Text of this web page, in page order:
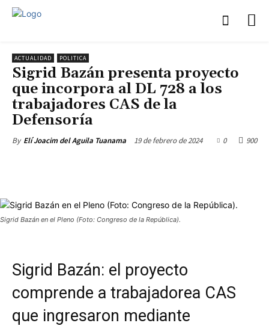
ACTUALIDAD POLITICA
Sigrid Bazán presenta proyecto
que incorpora al DL 728 a los
trabajadores CAS de la
Defensoría
By Elí Joacim del Aguila Tuanama 19 de febrero de 2024 0 900
Sigrid Bazán en el Pleno (Foto: Congreso de la República).
Sigrid Bazán: el proyecto
comprende a trabajadorea CAS
que ingresaron mediante